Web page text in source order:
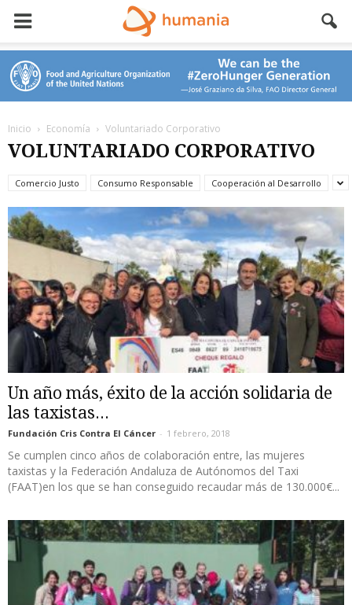
Inicio Economía Voluntariado Corporativo
VOLUNTARIADO CORPORATIVO
Comercio Justo Consumo Responsable Cooperación al Desarrollo
Un año más, éxito de la acción solidaria de
las taxistas...
Fundación Cris Contra El Cáncer - 1 febrero, 2018
Se cumplen cinco años de colaboración entre, las mujeres
taxistas y la Federación Andaluza de Autónomos del Taxi
(FAAT)en los que se han conseguido recaudar más de 130.000€...